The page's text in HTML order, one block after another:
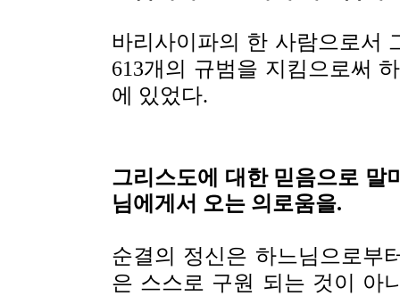
바리사이파의 한 사람으로서
613개의 규범을 지킴으로써
에 있었다.
그리스도에 대한 믿음으로 말
님에게서 오는 의로움을.
순결의 정신은 하느님으로부
은 스스로 구원 되는 것이 아